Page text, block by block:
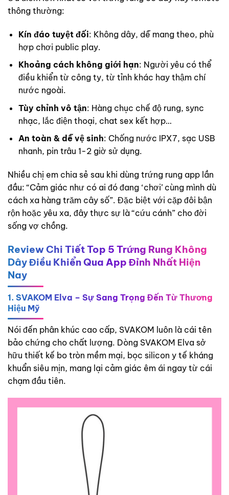
thông thường:
Kín đáo tuyệt đối: Không dây, dễ mang theo, phù
hợp chơi public play.
Khoảng cách không giới hạn: Người yêu có thể
điều khiển từ công ty, từ tỉnh khác hay thậm chí
nước ngoài.
Tùy chỉnh vô tận: Hàng chục chế độ rung, sync
nhạc, lắc điện thoại, chat sex kết hợp…
An toàn & dễ vệ sinh: Chống nước IPX7, sạc USB
nhanh, pin trâu 1-2 giờ sử dụng.
Nhiều chị em chia sẻ sau khi dùng trứng rung app lần
đầu: “Cảm giác như có ai đó đang ‘chơi’ cùng mình dù
cách xa hàng trăm cây số”. Đặc biệt với cặp đôi bận
rộn hoặc yêu xa, đây thực sự là “cứu cánh” cho đời
sống vợ chồng.
Review Chi Tiết Top 5 Trứng Rung Không
Dây Điều Khiển Qua App Đỉnh Nhất Hiện
Nay
1. SVAKOM Elva – Sự Sang Trọng Đến Từ Thương
Hiệu Mỹ
Nói đến phân khúc cao cấp, SVAKOM luôn là cái tên
bảo chứng cho chất lượng. Dòng SVAKOM Elva sở
hữu thiết kế bo tròn mềm mại, bọc silicon y tế kháng
khuẩn siêu mịn, mang lại cảm giác êm ái ngay từ cái
chạm đầu tiên.